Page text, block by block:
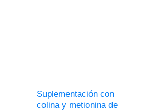
Suplementación con
colina y metionina de